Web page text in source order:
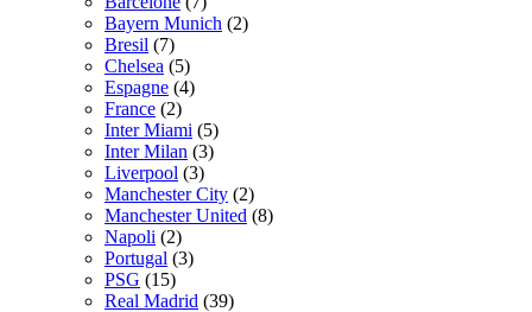
Bayern Munich (2)
Bresil (7)
Chelsea (5)
Espagne (4)
France (2)
Inter Miami (5)
Inter Milan (3)
Liverpool (3)
Manchester City (2)
Manchester United (8)
Napoli (2)
Portugal (3)
PSG (15)
Real Madrid (39)